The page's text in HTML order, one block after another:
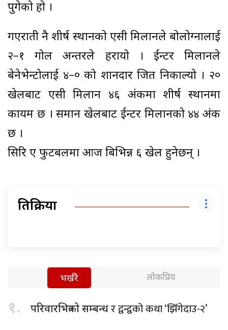
पुगेको हो ।
गएराती नै शीर्ष स्थानको एसी मिलानले बोलोग्नालाई
२–१ गोल अन्तरले हरायो । ईन्टर मिलानले
बेनेभेन्टोलाई ४–० को शानदार जित निकाल्यो । २०
खेलबाट एसी मिलान ४६ अंकमा शीर्ष स्थानमा
कायम छ । समान खेलबाट ईन्टर मिलानको ४४ अंक
छ ।
सिरि ए फुटबलमा आज बिभिन्न ६ खेल हुनेछन् ।
प्रतिक्रिया
भर्खरै लोकप्रिय
१. परिवारभित्रको सम्बन्धर द्वन्द्वको कथा ‘झिँगेदाउ-२’